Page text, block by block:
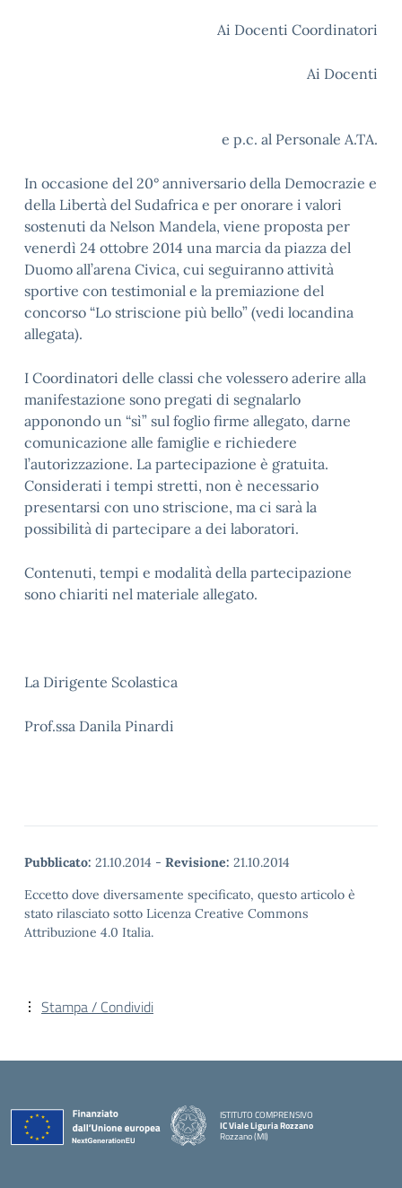
Ai Docenti Coordinatori
Ai Docenti
e p.c. al Personale A.TA.
In occasione del 20° anniversario della Democrazie e
della Libertà del Sudafrica e per onorare i valori
sostenuti da Nelson Mandela, viene proposta per
venerdì 24 ottobre 2014 una marcia da piazza del
Duomo all’arena Civica, cui seguiranno attività
sportive con testimonial e la premiazione del
concorso “Lo striscione più bello” (vedi locandina
allegata).
I Coordinatori delle classi che volessero aderire alla
manifestazione sono pregati di segnalarlo
apponondo un “sì” sul foglio firme allegato, darne
comunicazione alle famiglie e richiedere
l’autorizzazione. La partecipazione è gratuita.
Considerati i tempi stretti, non è necessario
presentarsi con uno striscione, ma ci sarà la
possibilità di partecipare a dei laboratori.
Contenuti, tempi e modalità della partecipazione
sono chiariti nel materiale allegato.
La Dirigente Scolastica
Prof.ssa Danila Pinardi
Pubblicato: 21.10.2014 - Revisione: 21.10.2014
Eccetto dove diversamente specificato, questo articolo è
stato rilasciato sotto Licenza Creative Commons
Attribuzione 4.0 Italia.
Stampa / Condividi
ISTITUTO COMPRENSIVO
IC Viale Liguria Rozzano
Rozzano (MI)